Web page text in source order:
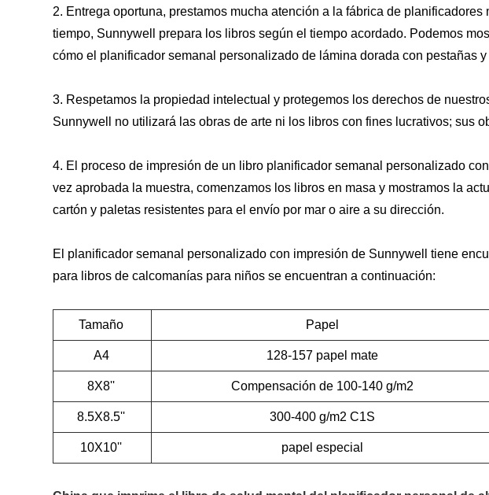
2. Entrega oportuna, prestamos mucha atención a la fábrica de
tiempo, Sunnywell prepara los libros según el tiempo acordado. Podemos
cómo el planificador semanal personalizado de lámina dorada con pestañas
3. Respetamos la propiedad intelectual y protegemos los derechos de
Sunnywell no utilizará las obras de arte ni los libros con fines lucrativos; sus
4. El proceso de impresión de un libro planificador semanal personalizado
vez aprobada la muestra, comenzamos los libros en masa y mostramos la
cartón y paletas resistentes para el envío por mar o aire a su dirección.
El planificador semanal personalizado con impresión de Sunnywell tiene
para libros de calcomanías para niños se encuentran a continuación:
Tamaño Papel
A4 128-157 papel mate
8X8'' Compensación de 100-140 g/m2
8.5X8.5'' 300-400 g/m2 C1S
10X10'' papel especial